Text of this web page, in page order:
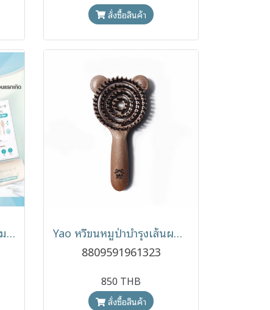
สั่งซื้อสินค้า
BEBEKARE เซตแปรงหวีผมสำหรับเด็กอ่อนแรกเกิด Groom Deluxe Baby Spa
Yao หวีขนหมูป่าบำรุงเส้นผม รุ่นหมีน้อยพกพามีด้าม สีไม้ธรรมชาติ
8809591961323
850 THB
สั่งซื้อสินค้า